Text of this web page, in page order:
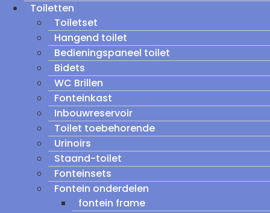
Toiletten
Toiletset
Hangend toilet
Bedieningspaneel toilet
Bidets
WC Brillen
Fonteinkast
Inbouwreservoir
Toilet toebehorende
Urinoirs
Staand-toilet
Fonteinsets
Fontein onderdelen
fontein frame